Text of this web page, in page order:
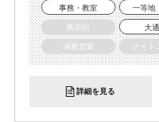
事務・教室
一等地
商店街
大
深夜営業
ナイト
詳細を見る